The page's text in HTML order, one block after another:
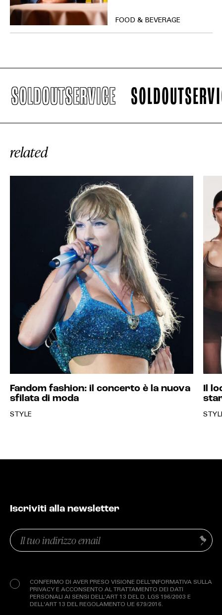
FOOD & BEVERAGE
related
Fandom fashion: il concerto è la nuova
sfilata di moda
STYLE
Il
Iscriviti alla newsletter
Email
(Obbligatorio)
CONFERMO DI AVER PRESO VISIONE DELL'INFORMATIVA SULLA
PRIVACY E ACCONSENTO AL TRATTAMENTO DEI DATI
PERSONALI AI SENSI DELL'ART 13 DEL D. LGS 196/2003 E
DELL'ART 13 DEL REGOLAMENTO UE 679/2016.
Invia